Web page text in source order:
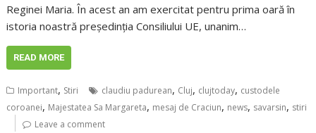
Reginei Maria. În acest an am exercitat pentru prima oară în
istoria noastră președinția Consiliului UE, unanim…
READ MORE
Important, Stiri claudiu padurean, Cluj, clujtoday, custodele
coroanei, Majestatea Sa Margareta, mesaj de Craciun, news, savarsin, stiri
Leave a comment